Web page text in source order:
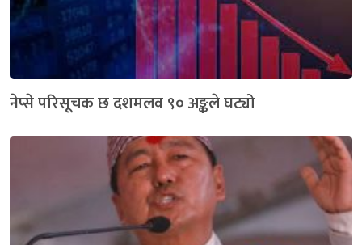
नेप्से परिसूचक छ दशमलव ९० अङ्कले घट्यो